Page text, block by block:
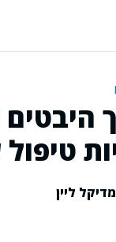
היבטים
טיפול
ליין